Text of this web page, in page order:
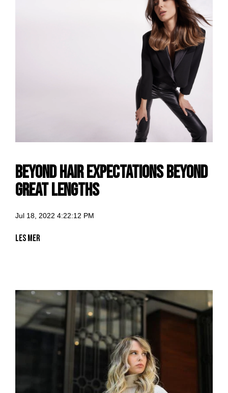
BEYOND HAIR EXPECTATIONS BEYOND
GREAT LENGTHS
Jul 18, 2022 4:22:12 PM
Les mer